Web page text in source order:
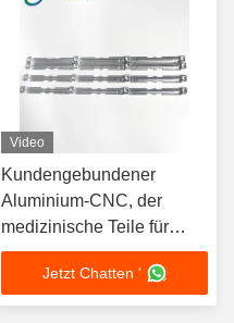
Video
Kundengebundener
Aluminium-CNC, der
medizinische Teile für
medizinische Ausrüstung
maschinell bearbeitet
Jetzt Chatten '